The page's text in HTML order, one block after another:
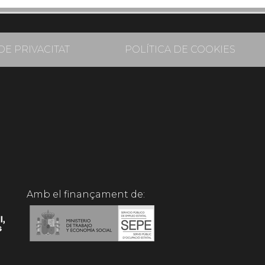
PRIVACITAT POLÍTICA DE COOKIES
Amb el finançament de: